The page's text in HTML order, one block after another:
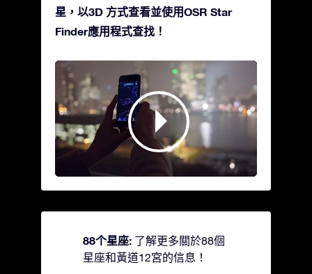
星，以3D 方式查看並使用OSR Star
Finder應用程式查找！
88个星座: 了解更多關於88個
星座和黃道12宮的信息！